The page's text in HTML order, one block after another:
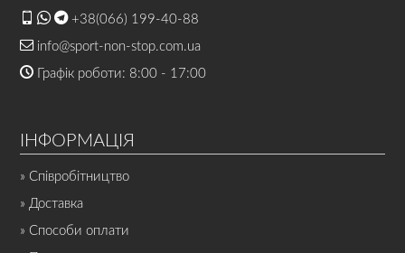
+38(066) 199-40-88
info@sport-non-stop.com.ua
Графік роботи: 8:00 - 17:00
ІНФОРМАЦІЯ
» Співробітництво
» Доставка
» Способи оплати